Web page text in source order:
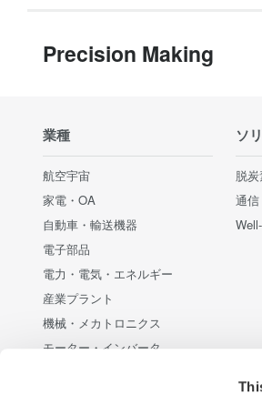
Precision Making
業種
航空宇宙
家電・OA
自動車・輸送機器
電子部品
電力・電気・エネルギー
産業プラント
機械・メカトロニクス
モーター・インバータ
ソ
脱
通信